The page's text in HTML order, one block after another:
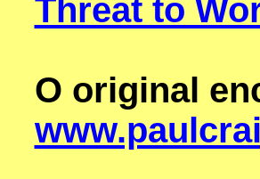
Threat to
O original